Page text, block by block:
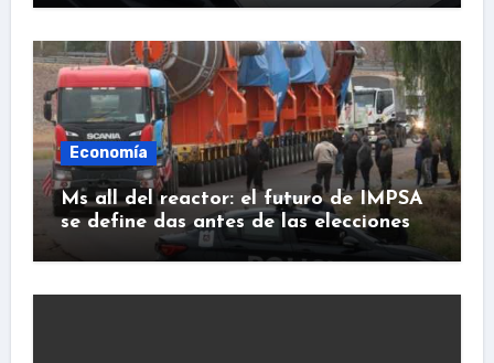
Economía
Ms all del reactor: el futuro de IMPSA
se define das antes de las elecciones